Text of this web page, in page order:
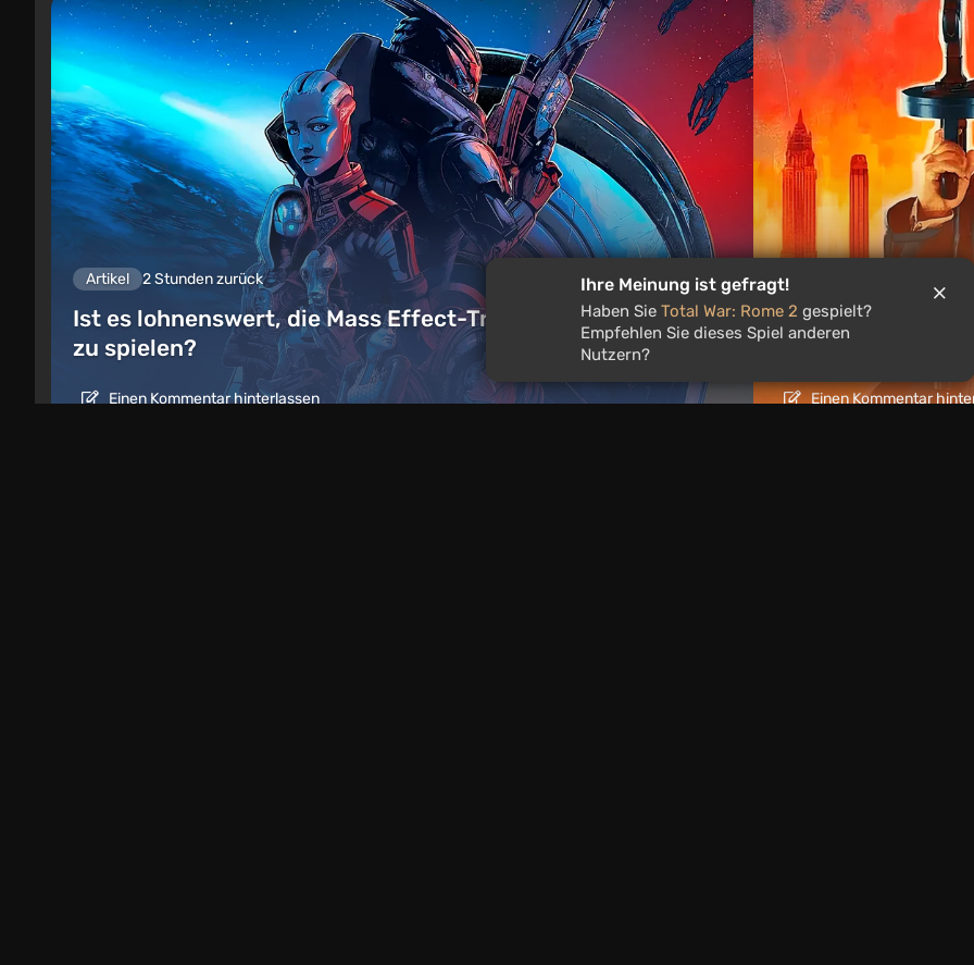
Artikel 2 Stunden zurück
Ist es lohnenswert, die Mass Effect-Trilogie im Jahr 2026
zu spielen?
Einen Kommentar hinterlassen
Artikel
Spiele wie Mafia:
derselben DNA
Einen Kommentar
Ihre Meinung ist gefragt!
Haben Sie Total War: Rome 2 gespielt?
Empfehlen Sie dieses Spiel anderen
Nutzern?